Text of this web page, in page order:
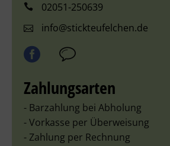
02051-250639
info@stickteufelchen.de
Zahlungsarten
- Barzahlung bei Abholung
- Vorkasse per Überweisung
- Zahlung per Rechnung